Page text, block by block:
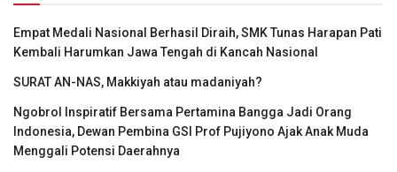
Empat Medali Nasional Berhasil Diraih, SMK Tunas Harapan Pati
Kembali Harumkan Jawa Tengah di Kancah Nasional
SURAT AN-NAS, Makkiyah atau madaniyah?
Ngobrol Inspiratif Bersama Pertamina Bangga Jadi Orang
Indonesia, Dewan Pembina GSI Prof Pujiyono Ajak Anak Muda
Menggali Potensi Daerahnya